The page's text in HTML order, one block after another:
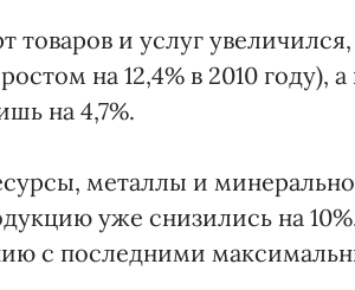
товаров и услуг
на 12,4% в 2010 году), а
на 4,7%.
металлы и
уже снизились на
с последними